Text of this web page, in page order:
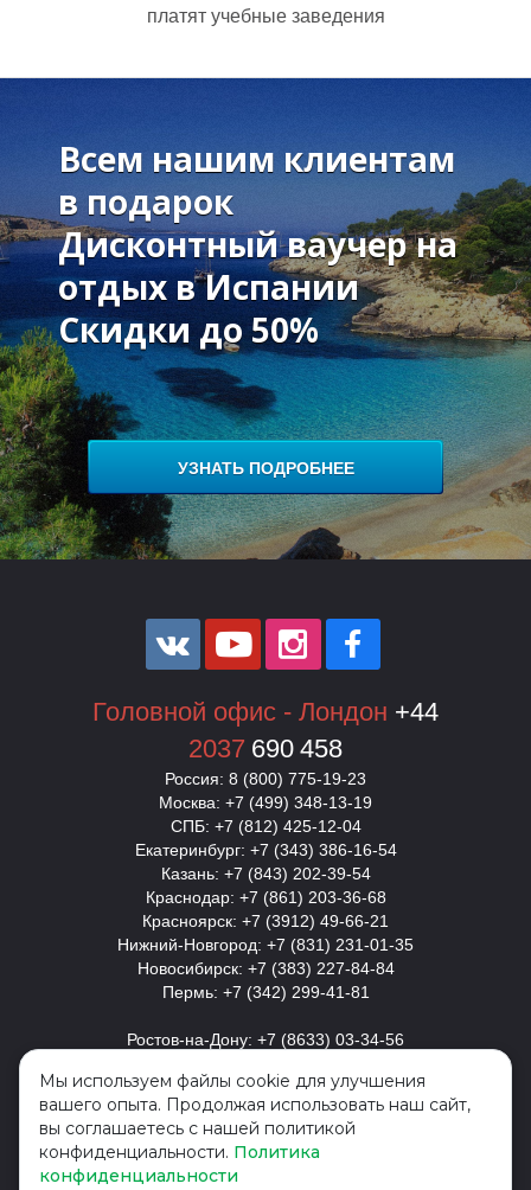
Н
Т
Н
Т
платят учебные заведения
Всем нашим клиентам
в подарок
Дисконтный ваучер на
отдых в Испании
Скидки до 50%
УЗНАТЬ ПОДРОБНЕЕ
Головной офис - Лондон +44
2037 690 458
Россия: 8 (800) 775-19-23
Москва: +7 (499) 348-13-19
СПБ: +7 (812) 425-12-04
Екатеринбург: +7 (343) 386-16-54
Казань: +7 (843) 202-39-54
Краснодар: +7 (861) 203-36-68
Красноярск: +7 (3912) 49-66-21
Нижний-Новгород: +7 (831) 231-01-35
Новосибирск: +7 (383) 227-84-84
Пермь: +7 (342) 299-41-81
Ростов-на-Дону: +7 (8633) 03-34-56
Украина
Киев: + 380 (44) 393-58-63
Казахстан
Мы используем файлы cookie для улучшения
вашего опыта. Продолжая использовать наш сайт,
вы соглашаетесь с нашей политикой
конфиденциальности. Политика
конфиденциальности